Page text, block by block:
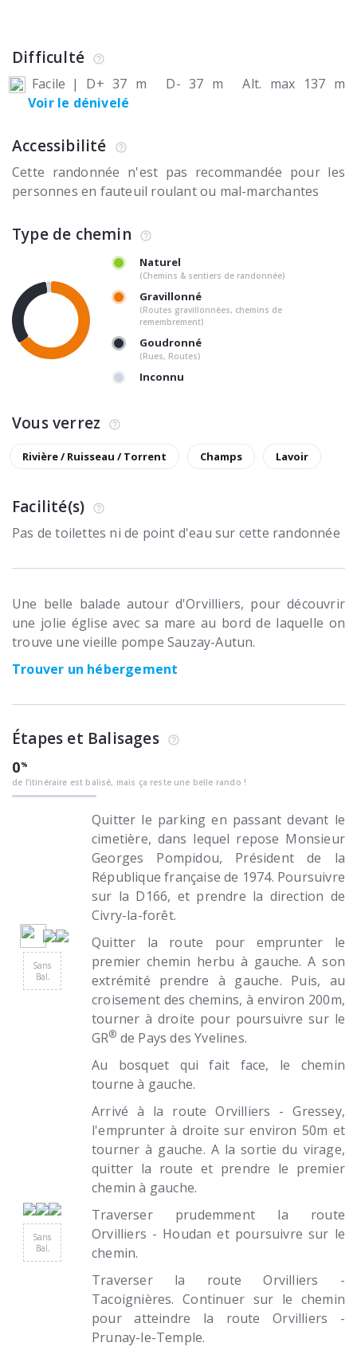
Difficulté
Facile | D+ 37 m D- 37 m
Alt. max 137 m
Voir le dénivelé
Accessibilité
Cette randonnée n'est pas recommandée pour les
personnes en fauteuil roulant ou mal-marchantes
Type de chemin
Naturel
(Chemins & sentiers de randonnée)
Gravillonné
(Routes gravillonnées, chemins de
remembrement)
Goudronné
(Rues, Routes)
Inconnu
Vous verrez
Rivière / Ruisseau / Torrent Champs Lavoir
Facilité(s)
Pas de toilettes ni de point d'eau sur cette randonnée
Une belle balade autour d'Orvilliers, pour découvrir
une jolie église avec sa mare au bord de laquelle on
trouve une vieille pompe Sauzay-Autun.
Trouver un hébergement
Étapes et Balisages
0
de l’itinéraire est balisé, mais ça reste une belle rando !
Sans
Bal.
Quitter le parking en passant devant le
cimetière, dans lequel repose Monsieur
Georges Pompidou, Président de la
République française de 1974. Poursuivre
sur la D166, et prendre la direction de
Civry-la-forêt.
Quitter la route pour emprunter le
premier chemin herbu à gauche. A son
extrémité prendre à gauche. Puis, au
croisement des chemins, à environ 200m,
tourner à droite pour poursuivre sur le
GR® de Pays des Yvelines.
Au bosquet qui fait face, le chemin
tourne à gauche.
Sans
Bal.
Arrivé à la route Orvilliers - Gressey,
l'emprunter à droite sur environ 50m et
tourner à gauche. A la sortie du virage,
quitter la route et prendre le premier
chemin à gauche.
Traverser prudemment la route
Orvilliers - Houdan et poursuivre sur le
chemin.
Traverser la route Orvilliers -
Tacoignières. Continuer sur le chemin
pour atteindre la route Orvilliers -
Prunay-le-Temple.